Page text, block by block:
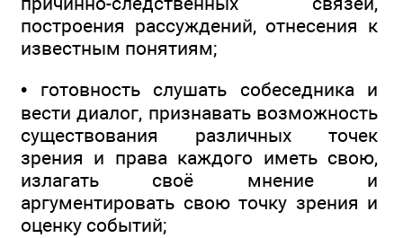
построения рассуждений, отнесения к
известным понятиям;
• готовность слушать собеседника и
вести диалог, признавать возможность
существования различных точек
зрения и права каждого иметь свою,
излагать своё мнение и
аргументировать свою точку зрения и
оценку событий;